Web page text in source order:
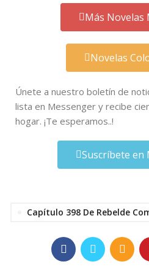
Más Novelas
Novelas
Únete a nuestro boletín de
lista en Messenger y recibe
hogar. ¡Te esperamos..!
Suscríbete en
Capítulo 398 De Rebelde